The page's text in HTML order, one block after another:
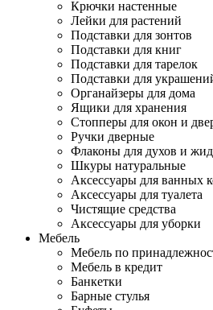
Крючки настенные
Лейки для растений
Подставки для зонтов
Подставки для книг
Подставки для тарелок
Подставки для
Органайзеры для дома
Ящики для хранения
Стопперы для окон и
Ручки дверные
Флаконы для духов и
Шкуры натуральные
Аксессуары для ванных
Аксессуары для туалета
Чистящие средства
Аксессуары для уборки
Мебель
Мебель по
Мебель в кредит
Банкетки
Барные стулья